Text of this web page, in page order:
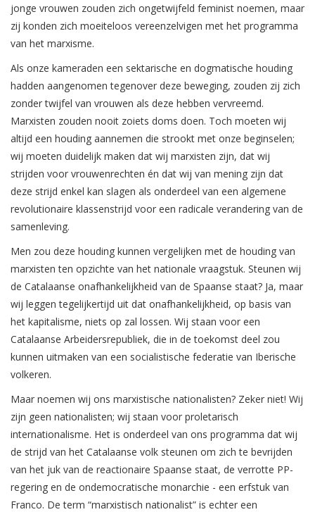
jonge vrouwen zouden zich ongetwijfeld feminist noemen, maar
zij konden zich moeiteloos vereenzelvigen met het programma
van het marxisme.
Als onze kameraden een sektarische en dogmatische houding
hadden aangenomen tegenover deze beweging, zouden zij zich
zonder twijfel van vrouwen als deze hebben vervreemd.
Marxisten zouden nooit zoiets doms doen. Toch moeten wij
altijd een houding aannemen die strookt met onze beginselen;
wij moeten duidelijk maken dat wij marxisten zijn, dat wij
strijden voor vrouwenrechten én dat wij van mening zijn dat
deze strijd enkel kan slagen als onderdeel van een algemene
revolutionaire klassenstrijd voor een radicale verandering van de
samenleving.
Men zou deze houding kunnen vergelijken met de houding van
marxisten ten opzichte van het nationale vraagstuk. Steunen wij
de Catalaanse onafhankelijkheid van de Spaanse staat? Ja, maar
wij leggen tegelijkertijd uit dat onafhankelijkheid, op basis van
het kapitalisme, niets op zal lossen. Wij staan voor een
Catalaanse Arbeidersrepubliek, die in de toekomst deel zou
kunnen uitmaken van een socialistische federatie van Iberische
volkeren.
Maar noemen wij ons marxistische nationalisten? Zeker niet! Wij
zijn geen nationalisten; wij staan voor proletarisch
internationalisme. Het is onderdeel van ons programma dat wij
de strijd van het Catalaanse volk steunen om zich te bevrijden
van het juk van de reactionaire Spaanse staat, de verrotte PP-
regering en de ondemocratische monarchie - een erfstuk van
Franco. De term “marxistisch nationalist” is echter een